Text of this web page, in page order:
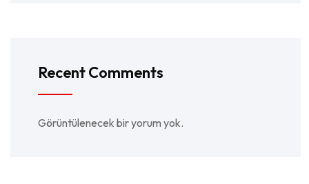
Recent Comments
Görüntülenecek bir yorum yok.